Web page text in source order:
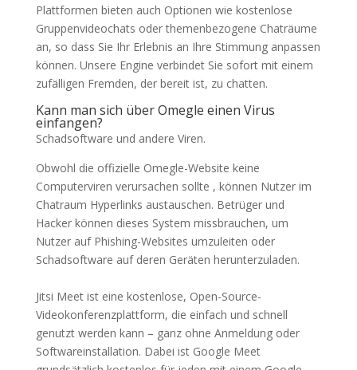
Plattformen bieten auch Optionen wie kostenlose
Gruppenvideochats oder themenbezogene Chaträume
an, so dass Sie Ihr Erlebnis an Ihre Stimmung anpassen
können. Unsere Engine verbindet Sie sofort mit einem
zufälligen Fremden, der bereit ist, zu chatten.
Kann man sich über Omegle einen Virus
einfangen?
Schadsoftware und andere Viren.
Obwohl die offizielle Omegle-Website keine
Computerviren verursachen sollte , können Nutzer im
Chatraum Hyperlinks austauschen. Betrüger und
Hacker können dieses System missbrauchen, um
Nutzer auf Phishing-Websites umzuleiten oder
Schadsoftware auf deren Geräten herunterzuladen.
Jitsi Meet ist eine kostenlose, Open-Source-
Videokonferenzplattform, die einfach und schnell
genutzt werden kann – ganz ohne Anmeldung oder
Softwareinstallation. Dabei ist Google Meet